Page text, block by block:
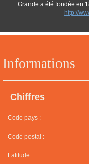
Informations
Chiffres
Code pays :
Code postal :
Latitude :
Grande a été fondée en
http://